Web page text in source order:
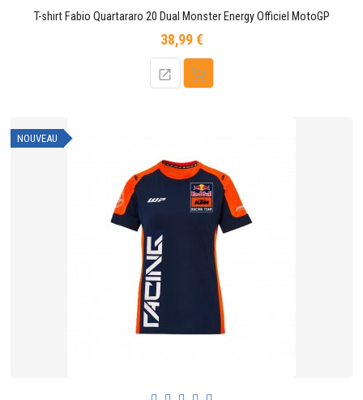
T-shirt Fabio Quartararo 20 Dual Monster Energy Officiel MotoGP
38,99 €Prix
NOUVEAU